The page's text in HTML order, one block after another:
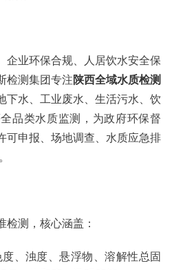
企业环保合规、人居饮水安全保
检测集团专注陕西全域水质检测
下水、工业废水、生活污水、饮
品类水质监测，为政府环保督
可申报、场地调查、水质应急排
测，核心涵盖：
度、浊度、悬浮物、溶解性总固